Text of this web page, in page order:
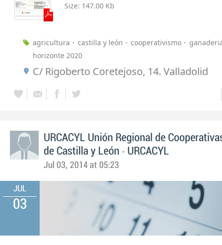
Size: 147.00 Kb
agricultura castilla y león cooperativismo
horizonte 2020
C/ Rigoberto Coretejoso, 14. Valladolid
URCACYL Unión Regional de
de Castilla y León - URCACYL
Jul 03, 2014 at 05:23
JUL
03